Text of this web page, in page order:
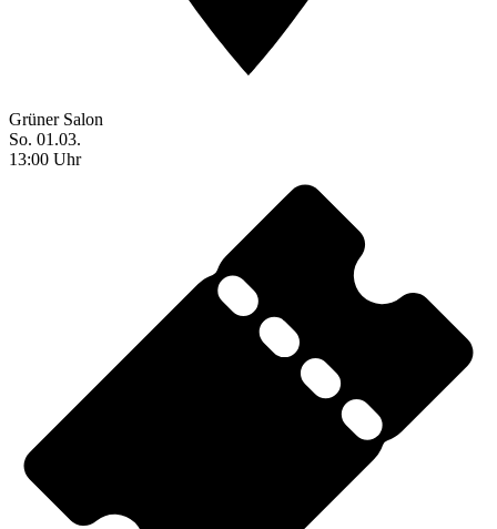
Grüner Salon
So. 01.03.
13:00 Uhr